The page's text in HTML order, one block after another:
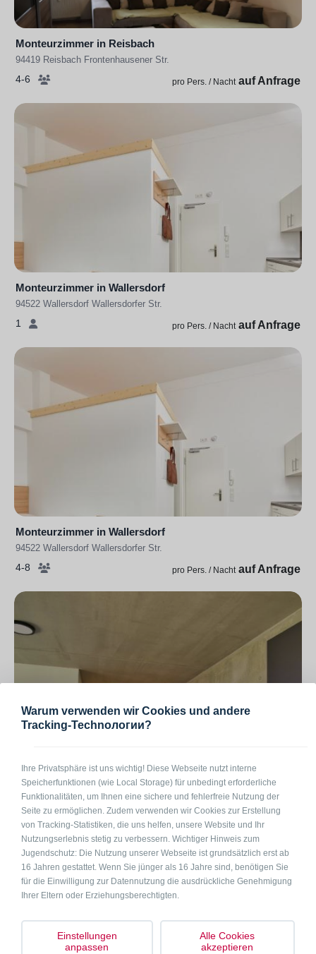
Monteurzimmer in Reisbach
94419 Reisbach Frontenhausener Str.
4-6 pro Pers. / Nacht auf Anfrage
Monteurzimmer in Wallersdorf
94522 Wallersdorf Wallersdorfer Str.
1 pro Pers. / Nacht auf Anfrage
Monteurzimmer in Wallersdorf
94522 Wallersdorf Wallersdorfer Str.
4-8 pro Pers. / Nacht auf Anfrage
Monteurzimmer in Leiblfing
94339 Leiblfing Kolbstr.
4-8 pro Pers. / Nacht auf Anfrage
Warum verwenden wir Cookies und andere
Tracking-Technологии?
Ihre Privatsphäre ist uns wichtig! Diese Webseite nutzt interne
Speicherfunktionen (wie Local Storage) für unbedingt erforderliche
Funktionalitäten, um Ihnen eine sichere und fehlerfreie Nutzung der
Seite zu ermöglichen. Zudem verwenden wir Cookies zur Erstellung
von Tracking-Statistiken, die uns helfen, unsere Website und Ihr
Nutzungserlebnis stetig zu verbessern. Wichtiger Hinweis zum
Jugendschutz: Die Nutzung unserer Webseite ist grundsätzlich erst ab
16 Jahren gestattet. Wenn Sie jünger als 16 Jahre sind, benötigen Sie
für die Einwilligung zur Datennutzung die ausdrückliche Genehmigung
Ihrer Eltern oder Erziehungsberechtigten.
Einstellungen
anpassen
Alle Cookies
akzeptieren